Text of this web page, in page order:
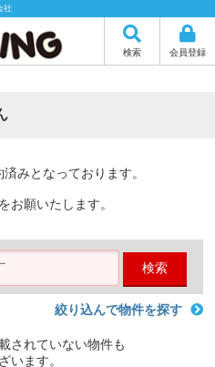
社
検索 会員登録
みとなっております。
お願いたします。
検索
絞り込んで物件を探す
されていない物件も
います。